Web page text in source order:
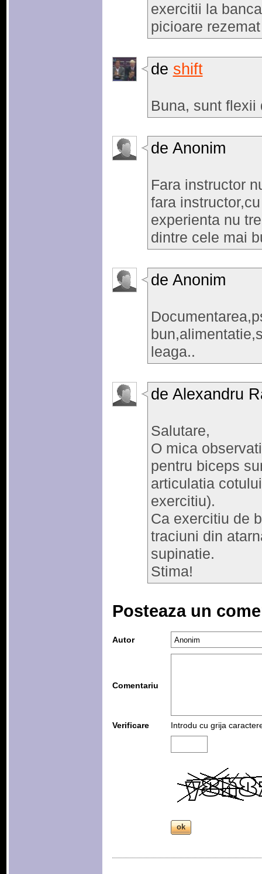
exercitii la
picioare
de shift
Buna, sunt flexii
de Anonim
Fara instructor
fara
experienta nu
dintre cele mai
de Anonim
leaga..
de Alexandru
Salutare,
O mica
pentru biceps
articulatia
exercitiu).
Ca exercitiu de
traciuni din
supinatie.
Stima!
Posteaza un
Autor
Comentariu
Verificare Introdu cu grija